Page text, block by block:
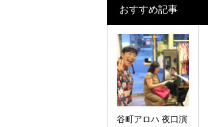
おすすめ記事
谷町アロハ 夜口演